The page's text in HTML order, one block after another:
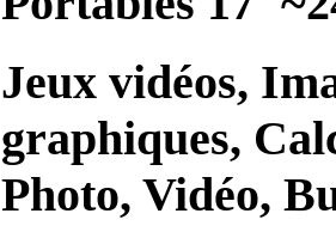
Jeux vidéos,
graphiques,
Photo, Vidéo,